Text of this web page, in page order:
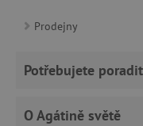
Prodejny
Potřebujete
O Agátině světě